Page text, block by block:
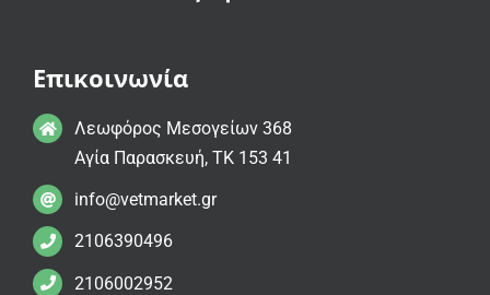
Επικοινωνία
Λεωφόρος Μεσογείων 368
Αγία Παρασκευή, ΤΚ 153 41
info@vetmarket.gr
2106390496
2106002952